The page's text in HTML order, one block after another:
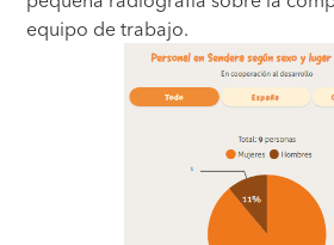
equipo de trabajo.